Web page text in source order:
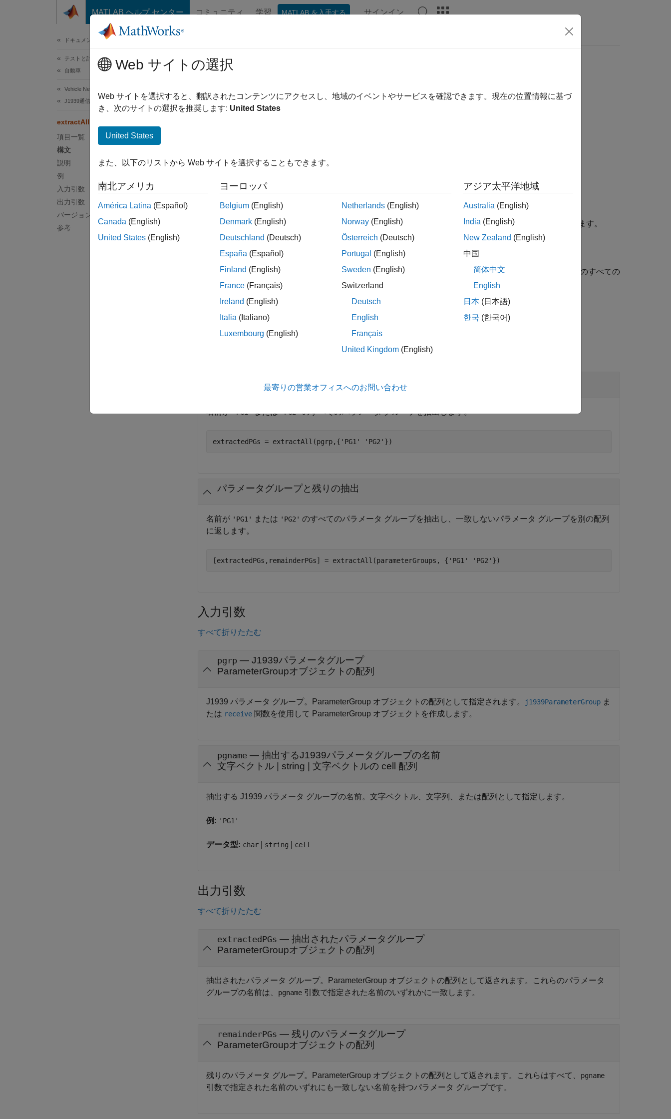
コンテンツへスキップ
MATLAB ヘルプ センター コミュニティ 学習 MATLAB を入手する サインイン
ドキュメンテーションのホーム
テストと計測
自動車
Vehicle Network Toolbox
J1939通信
extractAll
項目一覧
構文
説明
例
入力引数
出力引数
バージョン履歴
参考
このページは機械翻訳を使用して翻訳されました。最新版の英語を参照するには、ここをクリックします。
構文
[extractedPGs,remainderPGs] = extractAll(pgrp,pgname)
説明
extractedPGs= extractAll( は、名前がpgname に出現するすべてのパラメータ グループを返します。
extractedPGs, remainderPGs ] = extractAll(pgrp,pgname)は、
で指定された名前と一致しない元の配列のすべての
グループを含むパラメータ グループ配列remainderも返します。
パラメータグループの抽出
名前が'PG1'または'PG2'のすべてのパラメータ グループを抽出します。
extractedPGs = extractAll(pgrp,{ 'PG1' 'PG2'
パラメータグループと残りの抽出
名前が 'PG1' または 'PG2' のすべてのパラメータ グループを抽出し、一致しないパラメータ グループを別の配列
に返します。
[extractedPGs,remainderPGs] = extractAll(parameterGroups, { 'PG1' 'PG2' })
入力引数
すべて折りたたむ
pgrp — J1939パラメータグループ
ParameterGroupオブジェクトの配列
J1939 パラメータ グループ。ParameterGroup オブジェクトの配列として指定されます。 j1939ParameterGroup ま
たは receive 関数を使用して ParameterGroup オブジェクトを作成します。
pgname — 抽出するJ1939パラメータグループの名前
文字ベクトル
string 文字ベクトルの cell 配列
抽出する J1939 パラメータ グループの名前。文字ベクトル、文字列、または配列として指定します。
例: 'PG1'
データ型: char string cell
出力引数
すべて折りたたむ
extractedPGs — 抽出されたパラメータグループ
ParameterGroupオブジェクトの配列
抽出されたパラメータ グループ。ParameterGroup オブジェクトの配列として返されます。これらのパラメータ
グループの名前は、 pgname 引数で指定された名前のいずれかに一致します。
remainderPGs — 残りのパラメータグループ
ParameterGroupオブジェクトの配列
残りのパラメータ グループ。ParameterGroup オブジェクトの配列として返されます。これらはすべて、 pgname
引数で指定された名前のいずれにも一致しない名前を持つパラメータ グループです。
Web サイトの選択
Web サイトを選択すると、翻訳されたコンテンツにアクセスし、地域のイベントやサービスを確認できます。現在の位置情報に基づ
き、次のサイトの選択を推奨します: United States
United States
また、以下のリストから Web サイトを選択することもできます。
南北アメリカ
América Latina (Español)
Canada (English)
United States (English)
ヨーロッパ
Belgium (English)
Denmark (English)
Deutschland (Deutsch)
España (Español)
Finland (English)
France (Français)
Ireland (English)
Italia (Italiano)
Luxembourg (English)
Netherlands (English)
Norway (English)
Österreich (Deutsch)
Portugal (English)
Sweden (English)
Switzerland
Deutsch
English
Français
United Kingdom (English)
アジア太平洋地域
Australia (English)
India (English)
New Zealand (English)
中国
简体中文
English
日本 (日本語)
한국 (한국어)
最寄りの営業オフィスへのお問い合わせ